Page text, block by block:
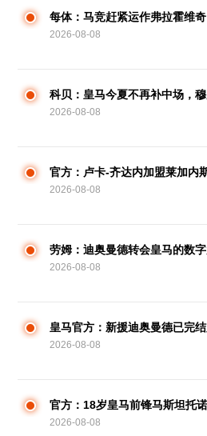
每体：马竞赶紧运作弗拉霍维
员
2026-08-08
科贝：皇马今夏不再补中场，
2026-08-08
官方：卢卡-齐达内加盟莱加内
2026-08-08
劳姆：迪奥曼德转会皇马的数
小伙子
2026-08-08
皇马官方：新援迪奥曼德已完
2026-08-08
官方：18岁皇马前锋马斯坦托
期1年
2026-08-08